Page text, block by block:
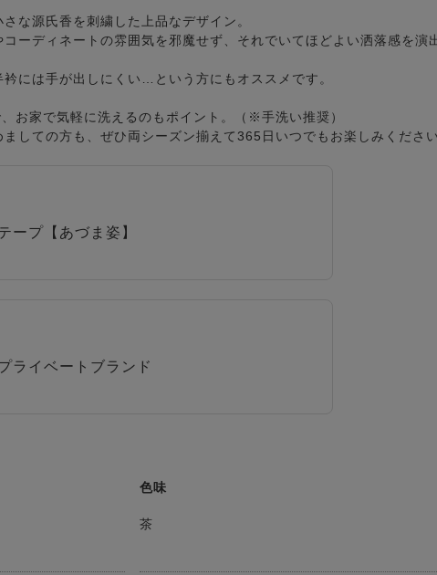
な源氏香を刺繍した上品なデザイン。
ーディネートの雰囲気を邪魔せず、それでいてほどよい洒落感を演
には手が出しにくい…という方にもオススメです。
お家で気軽に洗えるのもポイント。（※手洗い推奨）
しての方も、ぜひ両シーズン揃えて365日いつでもお楽しみください
ープ【あづま姿】
ライベートブランド
色味
茶